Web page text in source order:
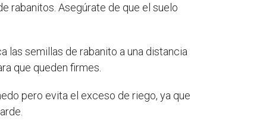
rabanitos. Asegúrate de que el suelo
las semillas de rabanito a una distancia
que queden firmes.
pero evita el exceso de riego, ya que